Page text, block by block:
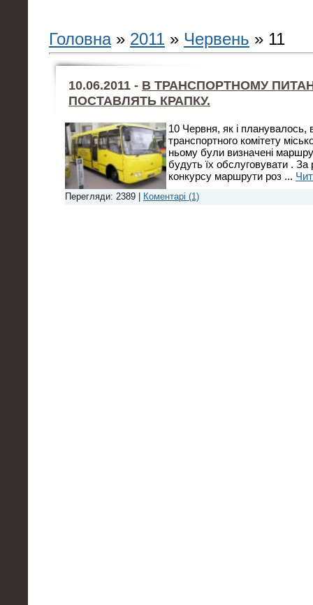
Головна» 2011 » Червень » 11
10.06.2011 - В ТРАНСПОРТНОМУ
ПОСТАВЛЯТЬ КРАПКУ.
10 Червня, як і планувалось,
транспортного комітету
ньому були визначені
будуть їх обслуговувати .
конкурсу маршрути роз ...
Перегляди: 2389 | Коментарі (1)